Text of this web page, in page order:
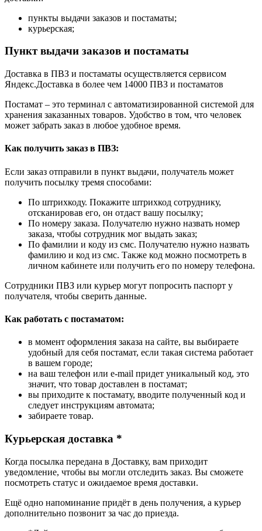
пункты выдачи заказов и постаматы;
курьерская;
Пункт выдачи заказов и постаматы
Доставка в ПВЗ и постаматы осуществляется сервисом
Яндекс.Доставка в более чем 14000 ПВЗ и постаматов
Постамат – это терминал с автоматизированной системой для
хранения заказанных товаров. Удобство в том, что человек
может забрать заказ в любое удобное время.
Как получить заказ в ПВЗ:
Если заказ отправили в пункт выдачи, получатель может
получить посылку тремя способами:
По штрихкоду. Покажите штрихкод сотруднику,
отсканировав его, он отдаст вашу посылку;
По номеру заказа. Получателю нужно назвать номер
заказа, чтобы сотрудник мог выдать заказ;
По фамилии и коду из смс. Получателю нужно назвать
фамилию и код из смс. Также код можно посмотреть в
личном кабинете или получить его по номеру телефона.
Сотрудники ПВЗ или курьер могут попросить паспорт у
получателя, чтобы сверить данные.
Как работать с постаматом:
в момент оформления заказа на сайте, вы выбираете
удобный для себя постамат, если такая система работает
в вашем городе;
на ваш телефон или e-mail придет уникальный код, это
значит, что товар доставлен в постамат;
вы приходите к постамату, вводите полученный код и
следует инструкциям автомата;
забираете товар.
Курьерская доставка *
Когда посылка передана в Доставку, вам приходит
уведомление, чтобы вы могли отследить заказ. Вы сможете
посмотреть статус и ожидаемое время доставки.
Ещё одно напоминание придёт в день получения, а курьер
дополнительно позвонит за час до приезда.